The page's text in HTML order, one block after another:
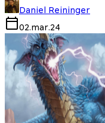
Daniel Reininger
02.mar.24